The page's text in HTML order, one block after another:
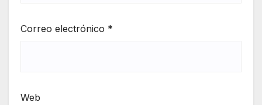
Correo electrónico *
Web